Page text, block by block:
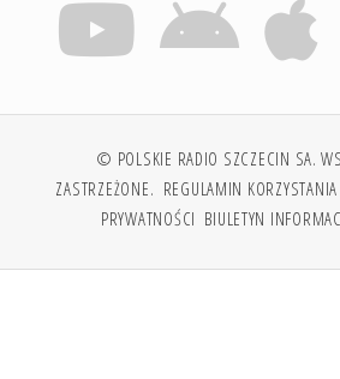
© POLSKIE RADIO SZCZECIN SA.
ZASTRZEŻONE. REGULAMIN
PRYWATNOŚCI BIULETYN